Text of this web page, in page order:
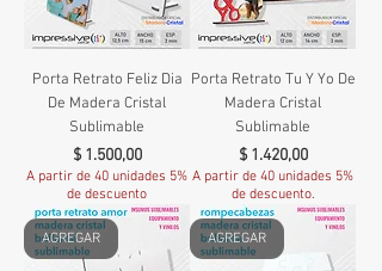
Porta Retrato Feliz Dia
De Madera Cristal
Sublimable
Precio
$ 1.500,00
A partir de 40 unidades 5%
de descuento
Porta Retrato Tu Y Yo De
Madera Cristal
Sublimable
Precio
$ 1.420,00
A partir de 40 unidades 5%
de descuento.
AGREGAR AGREGAR